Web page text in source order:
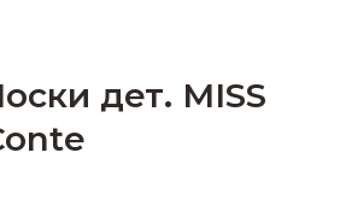
дет. MISS